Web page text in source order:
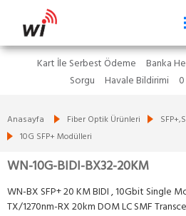
Kart İle Serbest Ödeme Banka
Sorgu
Havale Bildirimi
Anasayfa Fiber Optik Ürünleri
10G SFP+ Modülleri
WN-10G-BIDI-BX32-20KM
WN-BX SFP+ 20 KM BIDI , 10Gbit Single
TX/1270nm-RX 20km DOM LC SMF